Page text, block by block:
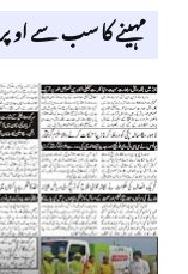
مہینے کا سب سے اوپر